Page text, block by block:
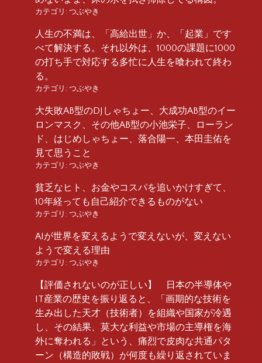
カテゴリ: つぶやき
人生の不満は、「高給出世」か、「起業」です
べて解決する。それ以外は、1000の課題に1000
の打ち手で対応する多忙に人生を喰われて終わ
る。
カテゴリ: つぶやき
大失敗AB型のDJしゃちょー、大成功AB型のイー
ロンマスク、その他AB型の小池栄子、ローラン
ド、はじめしゃちょー、落合陽一、本田圭佑を
見て思うこと
カテゴリ: つぶやき
貧乏なヒト、お金やコスパを追いかけすぎて、
10年経っても自己紹介できるものがない
カテゴリ: つぶやき
AIが世界を変えるようで変えないが、変えない
ようで変える理由
カテゴリ: つぶやき
【評価されないのが正しい】 日本の半導体や
IT産業の歴史を振り返ると、「画期的な技術を
生み出した天才（技術者）を組織や国家が冷遇
し、その結果、莫大な利益や市場の主導権を海
外に奪われる」という、痛烈で皮肉な共通パタ
ーン（構造的敗戦）が何度も繰り返されていま